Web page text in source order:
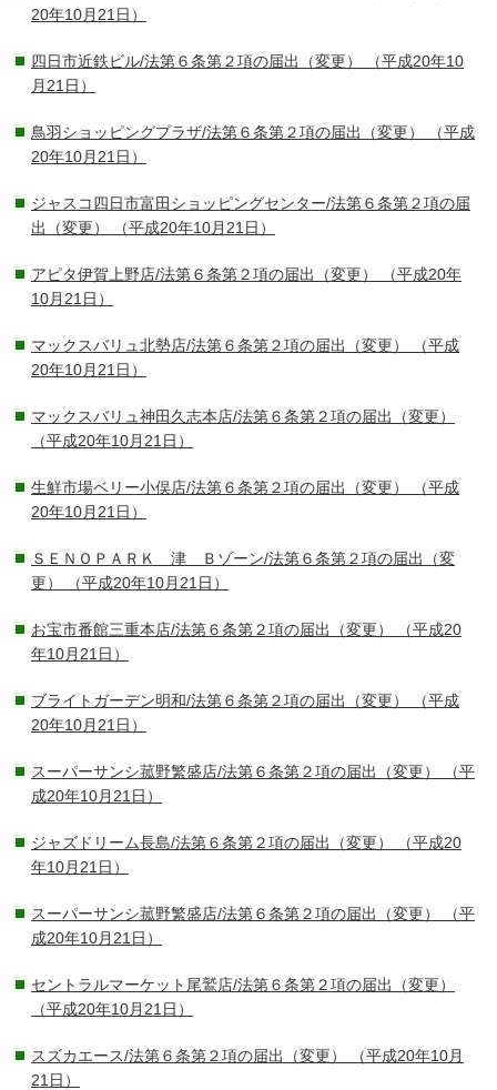
20年10月21日）
四日市近鉄ビル/法第６条第２項の届出（変更）
（平成20年10
月21日）
鳥羽ショッピングプラザ/法第６条第２項の届出（変更）
（平成
20年10月21日）
ジャスコ四日市富田ショッピングセンター/法第６条第２項の届
出（変更）
（平成20年10月21日）
アピタ伊賀上野店/法第６条第２項の届出（変更）
（平成20年
10月21日）
マックスバリュ北勢店/法第６条第２項の届出（変更）
（平成
20年10月21日）
マックスバリュ神田久志本店/法第６条第２項の届出（変更）
（平成20年10月21日）
生鮮市場ベリー小俣店/法第６条第２項の届出（変更）
（平成
20年10月21日）
ＳＥＮＯＰＡＲＫ 津 Ｂゾーン/法第６条第２項の届出（変
更）
（平成20年10月21日）
お宝市番館三重本店/法第６条第２項の届出（変更）
（平成20
年10月21日）
ブライトガーデン明和/法第６条第２項の届出（変更）
（平成
20年10月21日）
スーパーサンシ菰野繁盛店/法第６条第２項の届出（変更）
（平
成20年10月21日）
ジャズドリーム長島/法第６条第２項の届出（変更）
（平成20
年10月21日）
スーパーサンシ菰野繁盛店/法第６条第２項の届出（変更）
（平
成20年10月21日）
セントラルマーケット尾鷲店/法第６条第２項の届出（変更）
（平成20年10月21日）
スズカエース/法第６条第２項の届出（変更）
（平成20年10月
21日）